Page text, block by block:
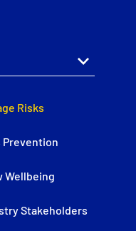
Risks
Prevention
Wellbeing
Stakeholders